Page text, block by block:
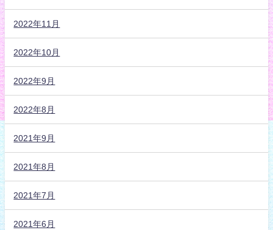
2022年11月
2022年10月
2022年9月
2022年8月
2021年9月
2021年8月
2021年7月
2021年6月